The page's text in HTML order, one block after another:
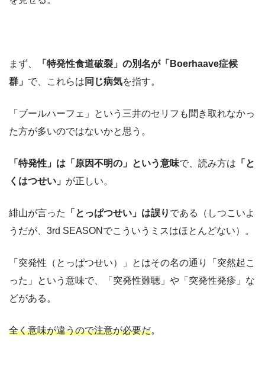
まず、 「特発性食道破裂」 の別名が「Boerhaave症候
群」 で、これらは 同じ病気を指す。
「ブールハーフェ」という三井のセリフも聞き取れなかっ
た方が多いのではないかと思う。
「特発性」は「原因不明の」という意味で、読み方は 「と
くはつせい」 が正しい。
緋山が言った 「とっぱつせい」は誤り である（しつこいよ
うだが、3rd SEASONでこういうミスはほとんどない）。
「突発性（とっぱつせい）」とはその名の通り「突然起こ
った」という意味で、「突発性難聴」や「突発性発疹」な
どがある。
全く意味が違うので注意が必要だ。